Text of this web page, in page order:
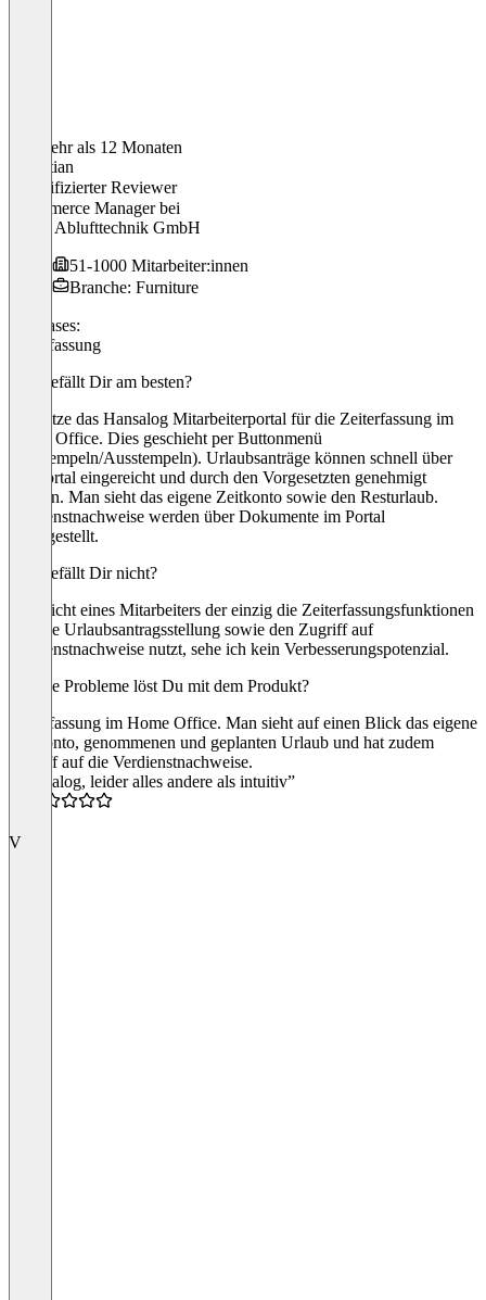
Vor mehr als 12 Monaten
Sebastian
Verifizierter Reviewer
Ecommerce Managerbei
berbel Ablufttechnik GmbH
51-1000 Mitarbeiter:innen
Branche: Furniture
Use cases:
Zeiterfassung
Was gefällt Dir am besten?
Ich nutze das Hansalog Mitarbeiterportal für die Zeiterfassung im
Home Office. Dies geschieht per Buttonmenü
(Einstempeln/Ausstempeln). Urlaubsanträge können schnell über
das Portal eingereicht und durch den Vorgesetzten genehmigt
werden. Man sieht das eigene Zeitkonto sowie den Resturlaub.
Verdienstnachweise werden über Dokumente im Portal
bereitgestellt.
Was gefällt Dir nicht?
Aus Sicht eines Mitarbeiters der einzig die Zeiterfassungsfunktionen
und die Urlaubsantragsstellung sowie den Zugriff auf
Verdienstnachweise nutzt, sehe ich kein Verbesserungspotenzial.
Welche Probleme löst Du mit dem Produkt?
Zeiterfassung im Home Office. Man sieht auf einen Blick das eigene
Zeitkonto, genommenen und geplanten Urlaub und hat zudem
Zugriff auf die Verdienstnachweise.
“Hansalog, leider alles andere als intuitiv”
V